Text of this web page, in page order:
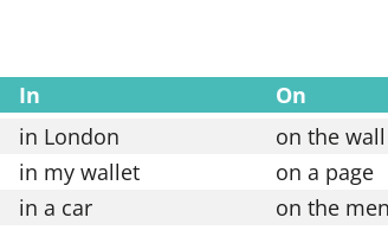
In
On
in London
on the wall
in my wallet
on a page
in a car on the